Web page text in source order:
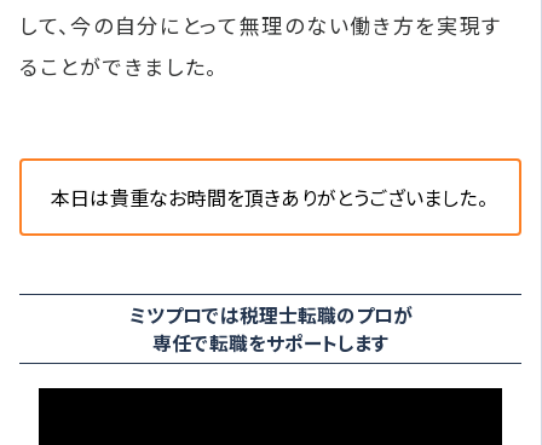
して、今の自分にとって無理のない働き方を実現す
ることができました。
本日は貴重なお時間を頂きありがとうございました。
ミツプロでは税理士転職のプロが
専任で転職をサポートします